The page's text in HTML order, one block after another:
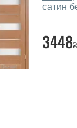
сатин
3448₴